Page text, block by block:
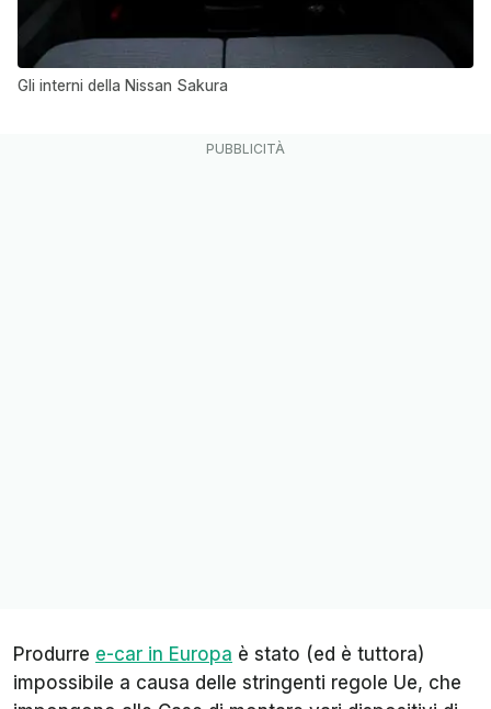
Gli interni della Nissan Sakura
Produrre e-car in Europa è stato (ed è tuttora)
impossibile a causa delle stringenti regole Ue, che